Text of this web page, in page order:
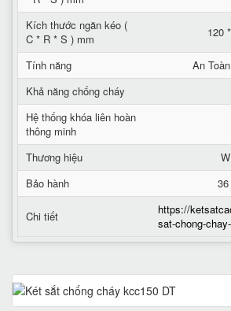
Kích thước ngăn kéo (
C * R * S ) mm
120
Tính năng
An
Khả năng chống cháy
Hệ thống khóa liên hoàn
thông minh
Thương hiệu
Bảo hành
Chi tiết
https://
sat-chong-